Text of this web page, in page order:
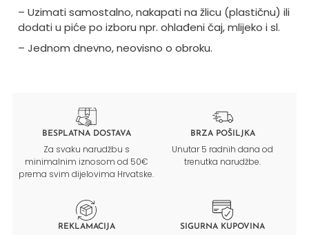
– Uzimati samostalno, nakapati na žlicu (plastičnu) ili
dodati u piće po izboru npr. ohlađeni čaj, mlijeko i sl.
– Jednom dnevno, neovisno o obroku.
BESPLATNA DOSTAVA
Za svaku narudžbu s
minimalnim iznosom od 50€
prema svim dijelovima Hrvatske.
BRZA POŠILJKA
Unutar 5 radnih dana od
trenutka narudžbe.
REKLAMACIJA SIGURNA KUPOVINA